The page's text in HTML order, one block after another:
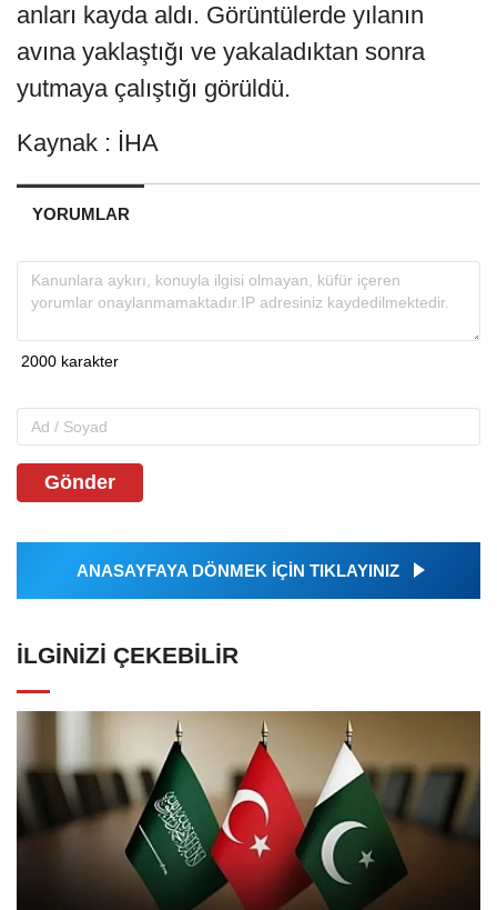
anları kayda aldı. Görüntülerde yılanın
avına yaklaştığı ve yakaladıktan sonra
yutmaya çalıştığı görüldü.
Kaynak : İHA
YORUMLAR
Gönder
ANASAYFAYA DÖNMEK İÇİN TIKLAYINIZ
İLGINIZI ÇEKEBILIR